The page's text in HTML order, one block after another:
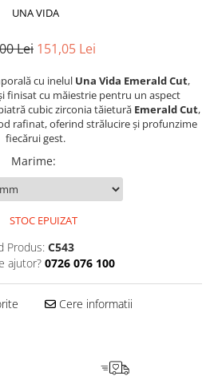
UNA VIDA
Lei 151,05 Lei
cu inelul Una Vida Emerald Cut,
finisat cu măiestrie pentru un aspect
cubic zirconia tăietură Emerald Cut,
rafinat, oferind strălucire și profunzime
fiecărui gest.
Marime:
STOC EPUIZAT
Produs: C543
ajutor? 0726 076 100
Cere informatii